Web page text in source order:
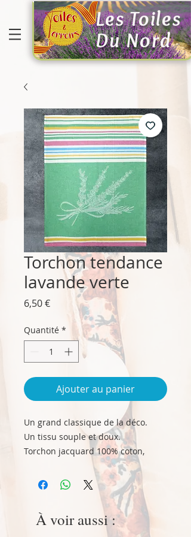
Les Toiles
Du Nord
Torchon tendance
lavande verte
6,50 €Prix
Quantité *
Ajouter au panier
Un grand classique de la déco.
Un tissu souple et doux.
Torchon jacquard 100% coton,
garantie de durabilité des dessins.
Taille 50 cm x 75 cm env.
Lavage 30°, pas de chlore,
repassage fer chaud.
À voir aussi :